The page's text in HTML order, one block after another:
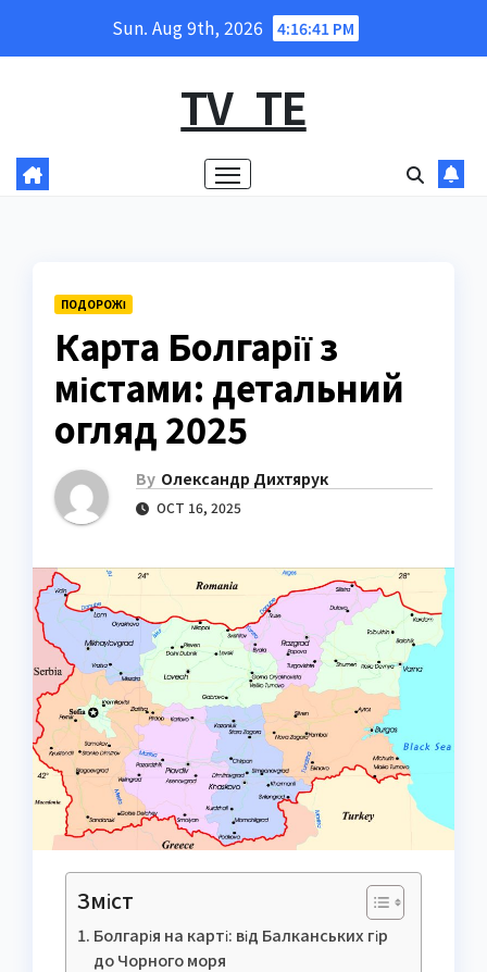
Sun. Aug 9th, 2026 4:16:42 PM
TV_TE
ПОДОРОЖІ
Карта Болгарії з
містами: детальний
огляд 2025
By Олександр Дихтярук
OCT 16, 2025
Зміст
Болгарія на карті: від Балканських гір
до Чорного моря